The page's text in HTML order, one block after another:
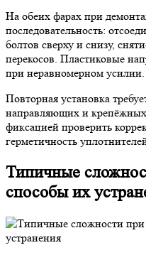
На обеих фарах при
последовательность:
болтов сверху и снизу,
перекосов. Пластиковые
при неравномерном усилии.
Повторная установка
направляющих и крепёжных
фиксацией проверить
герметичность
Типичные
способы их